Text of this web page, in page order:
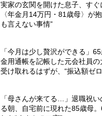
実家の玄関を開けた息子、すぐ
〈年金月14万円・81歳母〉が
も言えない事情”
「今月は少し贅沢ができる」
金用通帳を記帳した元会社員
受け取れるはずが、“振込額ゼロ
「母さんが来てる…」退職祝
る朝、自宅前に現れた85歳母